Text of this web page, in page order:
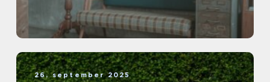
26. september 2025